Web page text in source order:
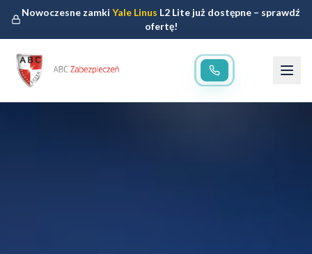
Nowoczesne zamkiYale Linus L2 Lite już dostępne – sprawdź
ofertę!